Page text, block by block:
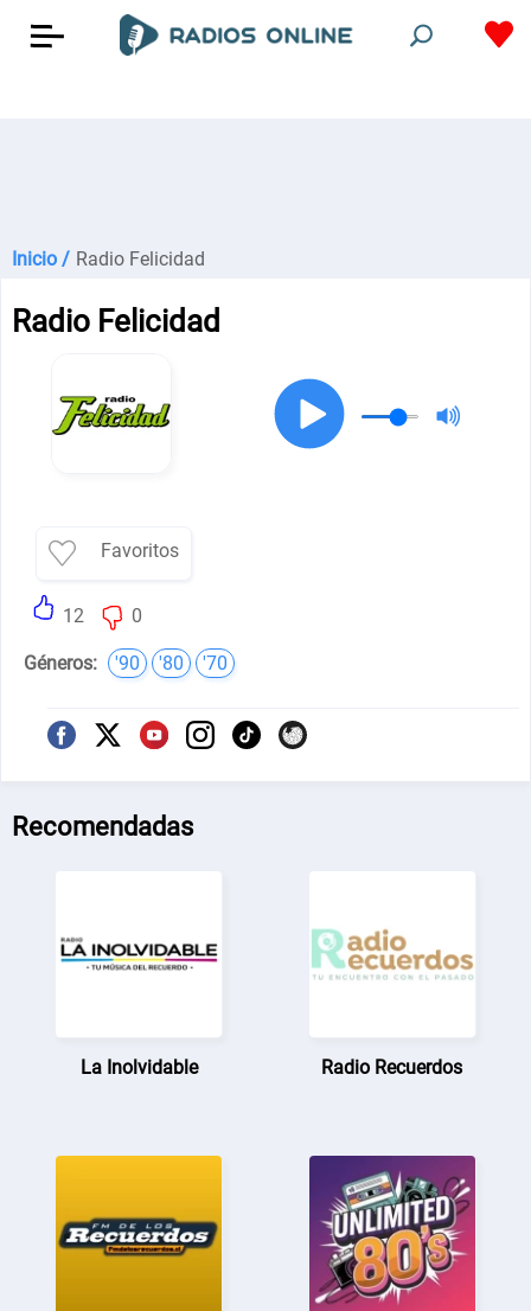
Inicio / Radio Felicidad
Radio Felicidad
Favoritos
12 0
Géneros: '90 '80 '70
Recomendadas
La Inolvidable Radio Recuerdos